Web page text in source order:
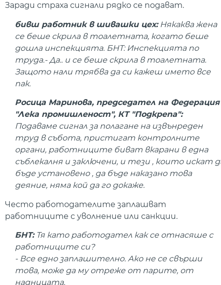
Заради страха сигнали рядко се подават.
бивш работник в шивашки цех:Някаква жена
се беше скрила в тоалетната, когато беше
дошла инспекцията. БНТ: Инспекцията по
труда.- Да.. и се беше скрила в тоалетната.
Защото нали трябва да си кажеш името все
пак.
Росица Маринова, председател на Федерация
"Лека промишленост", КТ "Подкрепа":
Подаваме сигнал за полагане на извънреден
труд в събота, пристигат контролните
органи, работниците биват вкарани в една
съблекалня и заключени, и тези , които искат
бъде установено , да бъде наказано това
деяние, няма кой да го докаже.
Често работодателите заплашват
работниците с уволнение или санкции.
БНТ:Тя като работодател как се отнасяше с
работниците си?
- Все едно заплашително. Ако не се свърши
това, може да му отреже от парите, от
надницата.